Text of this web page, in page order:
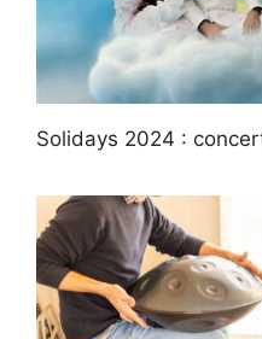
Solidays 2024 :